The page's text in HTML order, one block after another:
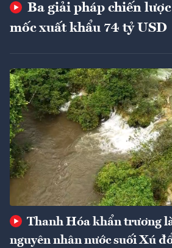
Ba giải pháp chiến
mốc xuất khẩu 74 tỷ USD
Thanh Hóa khẩn trương
nguyên nhân nước suối Xú